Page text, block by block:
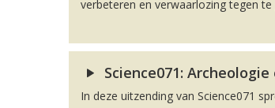
verbeteren en verwaarlozing tegen te
Science071:
In deze uitzending van Science071